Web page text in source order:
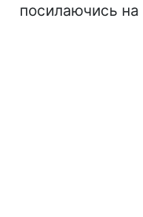
посилаючись на